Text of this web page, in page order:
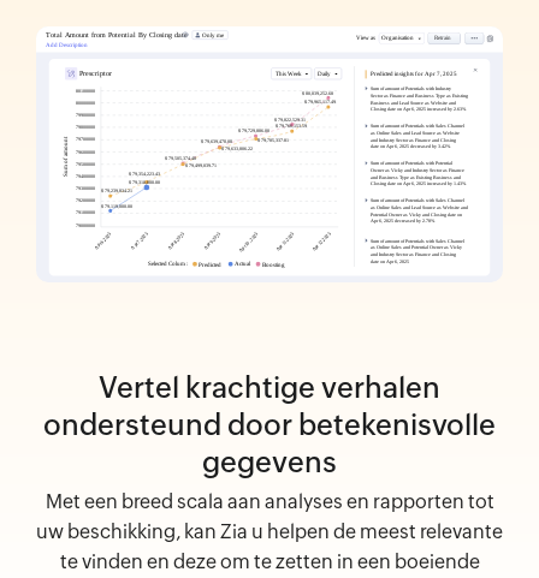
Vertel krachtige verhalen
ondersteund door betekenisvolle
gegevens
Met een breed scala aan analyses en rapporten tot
uw beschikking, kan Zia u helpen de meest relevante
te vinden en deze om te zetten in een boeiende